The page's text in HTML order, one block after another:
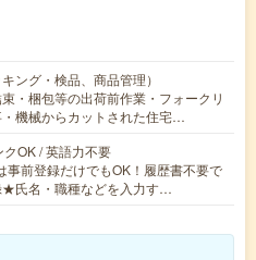
ング・検品、商品管理）
・梱包等の出荷前作業・フォークリ
機械からカットされた住宅…
OK / 英語力不要
前登録だけでもOK！履歴書不要で
★氏名・職種などを入力す…